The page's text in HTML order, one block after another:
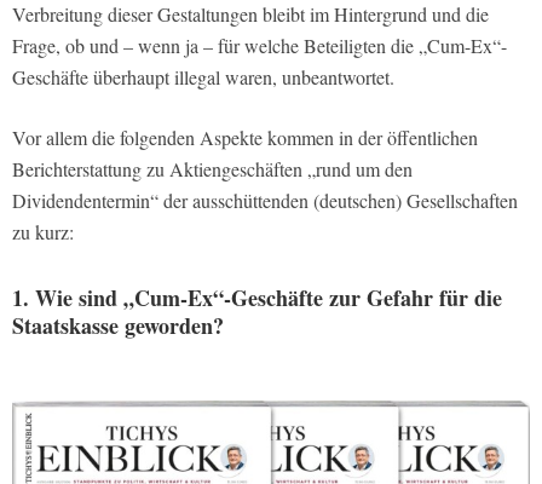
Verbreitung dieser Gestaltungen bleibt im Hintergrund und die
Frage, ob und – wenn ja – für welche Beteiligten die „Cum-Ex“-
Geschäfte überhaupt illegal waren, unbeantwortet.
Vor allem die folgenden Aspekte kommen in der öffentlichen
Berichterstattung zu Aktiengeschäften „rund um den
Dividendentermin“ der ausschüttenden (deutschen) Gesellschaften
zu kurz:
1. Wie sind „Cum-Ex“-Geschäfte zur Gefahr für die
Staatskasse geworden?